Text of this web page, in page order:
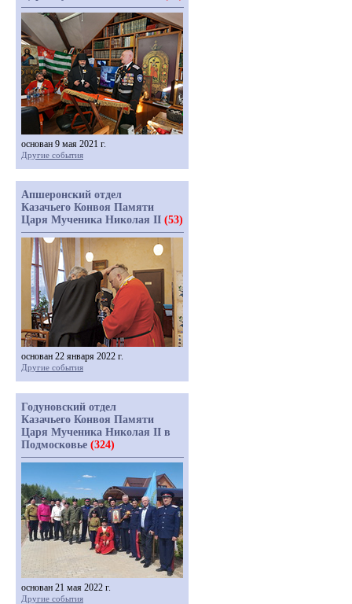
основан 9 мая 2021 г.
Другие события
Апшеронский отдел
Казачьего Конвоя Памяти
Царя Мученика Николая II (53)
основан 22 января 2022 г.
Другие события
Годуновский отдел
Казачьего Конвоя Памяти
Царя Мученика Николая II в
Подмосковье (324)
основан 21 мая 2022 г.
Другие события